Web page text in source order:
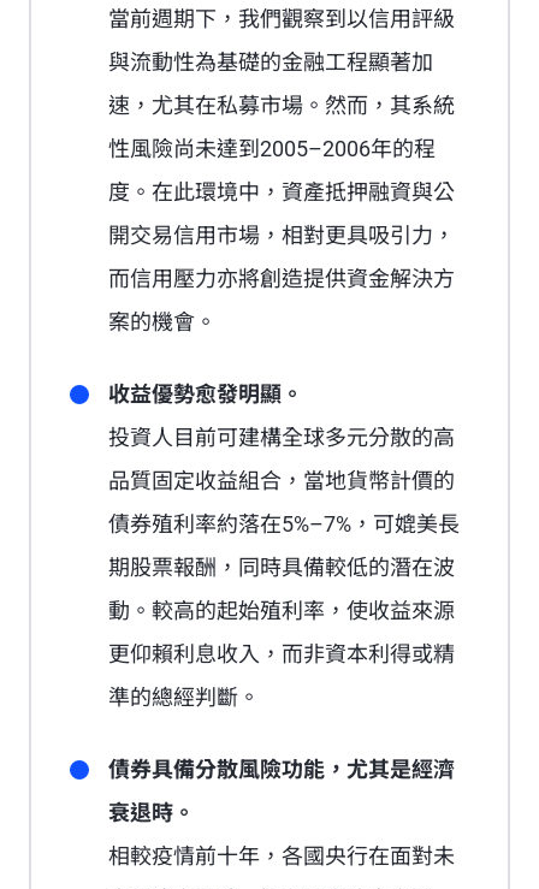
當前週期下，我們觀察到以信用評級
與流動性為基礎的金融工程顯著加
速，尤其在私募市場。然而，其系統
性風險尚未達到2005–2006年的程
度。在此環境中，資產抵押融資與公
開交易信用市場，相對更具吸引力，
而信用壓力亦將創造提供資金解決方
案的機會。
收益優勢愈發明顯。
投資人目前可建構全球多元分散的高
品質固定收益組合，當地貨幣計價的
債券殖利率約落在5%–7%，可媲美長
期股票報酬，同時具備較低的潛在波
動。較高的起始殖利率，使收益來源
更仰賴利息收入，而非資本利得或精
準的總經判斷。
債券具備分散風險功能，尤其是經濟
衰退時。
相較疫情前十年，各國央行在面對未